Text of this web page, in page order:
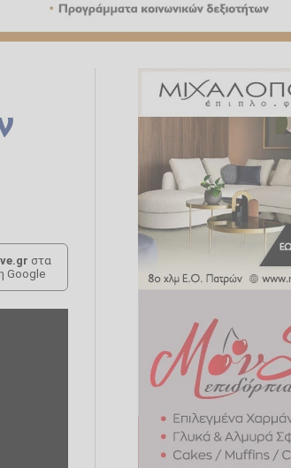
στα
Google